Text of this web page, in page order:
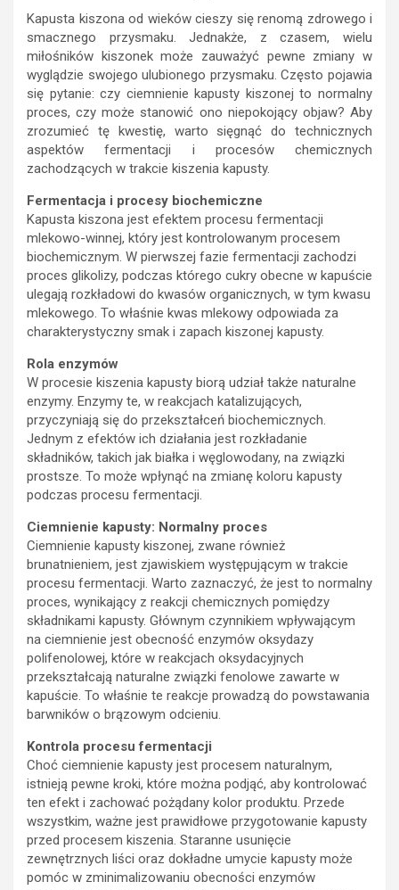
Kapusta kiszona od wieków cieszy się renomą zdrowego i
smacznego przysmaku. Jednakże, z czasem, wielu
miłośników kiszonek może zauważyć pewne zmiany w
wyglądzie swojego ulubionego przysmaku. Często pojawia
się pytanie: czy ciemnienie kapusty kiszonej to normalny
proces, czy może stanowić ono niepokojący objaw? Aby
zrozumieć tę kwestię, warto sięgnąć do technicznych
aspektów fermentacji i procesów chemicznych
zachodzących w trakcie kiszenia kapusty.
Fermentacja i procesy biochemiczne
Kapusta kiszona jest efektem procesu fermentacji
mlekowo-winnej, który jest kontrolowanym procesem
biochemicznym. W pierwszej fazie fermentacji zachodzi
proces glikolizy, podczas którego cukry obecne w kapuście
ulegają rozkładowi do kwasów organicznych, w tym kwasu
mlekowego. To właśnie kwas mlekowy odpowiada za
charakterystyczny smak i zapach kiszonej kapusty.
Rola enzymów
W procesie kiszenia kapusty biorą udział także naturalne
enzymy. Enzymy te, w reakcjach katalizujących,
przyczyniają się do przekształceń biochemicznych.
Jednym z efektów ich działania jest rozkładanie
składników, takich jak białka i węglowodany, na związki
prostsze. To może wpłynąć na zmianę koloru kapusty
podczas procesu fermentacji.
Ciemnienie kapusty: Normalny proces
Ciemnienie kapusty kiszonej, zwane również
brunatnieniem, jest zjawiskiem występującym w trakcie
procesu fermentacji. Warto zaznaczyć, że jest to normalny
proces, wynikający z reakcji chemicznych pomiędzy
składnikami kapusty. Głównym czynnikiem wpływającym
na ciemnienie jest obecność enzymów oksydazy
polifenolowej, które w reakcjach oksydacyjnych
przekształcają naturalne związki fenolowe zawarte w
kapuście. To właśnie te reakcje prowadzą do powstawania
barwników o brązowym odcieniu.
Kontrola procesu fermentacji
Choć ciemnienie kapusty jest procesem naturalnym,
istnieją pewne kroki, które można podjąć, aby kontrolować
ten efekt i zachować pożądany kolor produktu. Przede
wszystkim, ważne jest prawidłowe przygotowanie kapusty
przed procesem kiszenia. Staranne usunięcie
zewnętrznych liści oraz dokładne umycie kapusty może
pomóc w zminimalizowaniu obecności enzymów